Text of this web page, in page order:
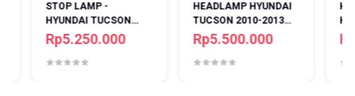
STOP LAMP -
HYUNDAI TUCSON
2010-2013 - LED -
LIGHT BAR - RED
SMOKE
Rp5.250.000
HEADLAMP HYUNDAI
TUCSON 2010-2013
BLACK PROJECTOR
Rp5.500.000
HEAD
2010-